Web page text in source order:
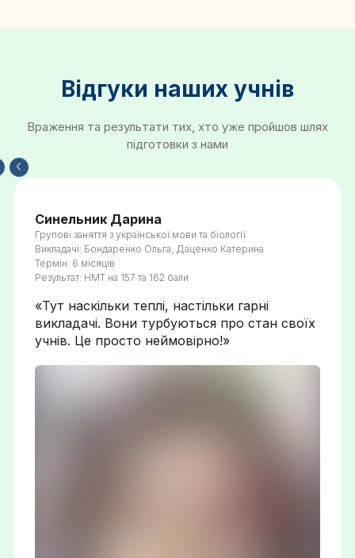
Відгуки наших учнів
Враження та результати тих, хто уже пройшов шлях
підготовки з нами
Синельник Дарина
Групові заняття з української мови та біології
Викладачі: Бондаренко Ольга, Даценко Катерина
Термін: 6 місяців
Результат: НМТ на 157 та 162 бали
«Тут наскільки теплі, настільки гарні
викладачі. Вони турбуються про стан своїх
учнів. Це просто неймовірно!»